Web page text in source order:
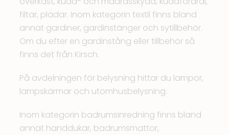
filtar, plädar. Inom kategorin textil finns bland
annat gardiner, gardinstänger och sytillbehör.
Om du efter en gardinstång eller tillbehör så
finns det från Kirsch.
På avdelningen för belysning hittar du lampor,
lampskärmar och utomhusbelysning.
Inom kategorin badrumsinredning finns bland
annat handdukar, badrumsmattor,